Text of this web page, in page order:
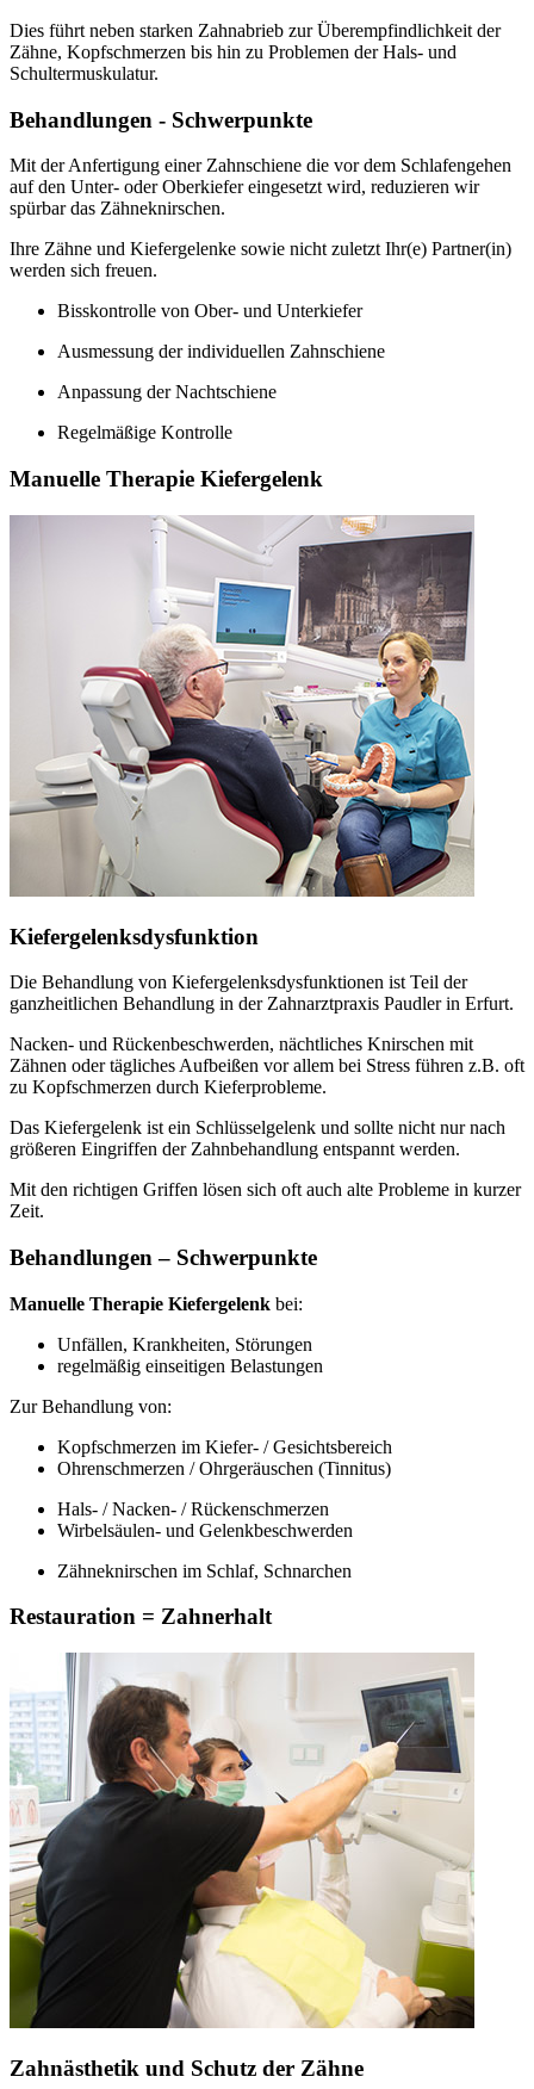
Dies führt neben starken Zahnabrieb zur Überempfindlichkeit der
Zähne, Kopfschmerzen bis hin zu Problemen der Hals- und
Schultermuskulatur.
Behandlungen - Schwerpunkte
Mit der Anfertigung einer Zahnschiene die vor dem Schlafengehen
auf den Unter- oder Oberkiefer eingesetzt wird, reduzieren wir
spürbar das Zähneknirschen.
Ihre Zähne und Kiefergelenke sowie nicht zuletzt Ihr(e) Partner(in)
werden sich freuen.
Bisskontrolle von Ober- und Unterkiefer
Ausmessung der individuellen Zahnschiene
Anpassung der Nachtschiene
Regelmäßige Kontrolle
Manuelle Therapie Kiefergelenk
Kiefergelenksdysfunktion
Die Behandlung von Kiefergelenksdysfunktionen ist Teil der
ganzheitlichen Behandlung in der Zahnarztpraxis Paudler in Erfurt.
Nacken- und Rückenbeschwerden, nächtliches Knirschen mit
Zähnen oder tägliches Aufbeißen vor allem bei Stress führen z.B. oft
zu Kopfschmerzen durch Kieferprobleme.
Das Kiefergelenk ist ein Schlüsselgelenk und sollte nicht nur nach
größeren Eingriffen der Zahnbehandlung entspannt werden.
Mit den richtigen Griffen lösen sich oft auch alte Probleme in kurzer
Zeit.
Behandlungen – Schwerpunkte
Manuelle Therapie Kiefergelenk bei:
Unfällen, Krankheiten, Störungen
regelmäßig einseitigen Belastungen
Zur Behandlung von:
Kopfschmerzen im Kiefer- / Gesichtsbereich
Ohrenschmerzen / Ohrgeräuschen (Tinnitus)
Hals- / Nacken- / Rückenschmerzen
Wirbelsäulen- und Gelenkbeschwerden
Zähneknirschen im Schlaf, Schnarchen
Restauration = Zahnerhalt
Zahnästhetik und Schutz der Zähne